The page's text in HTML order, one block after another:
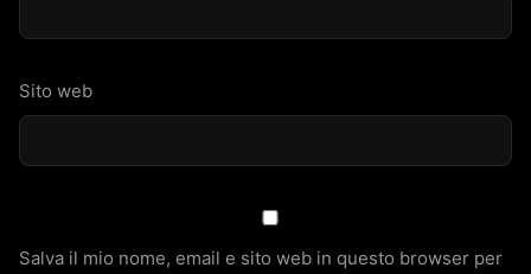
Sito web
Salva il mio nome, email e sito web in questo browser per